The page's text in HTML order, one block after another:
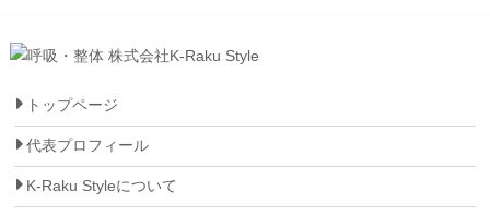
トップページ
代表プロフィール
K-Raku Styleについて